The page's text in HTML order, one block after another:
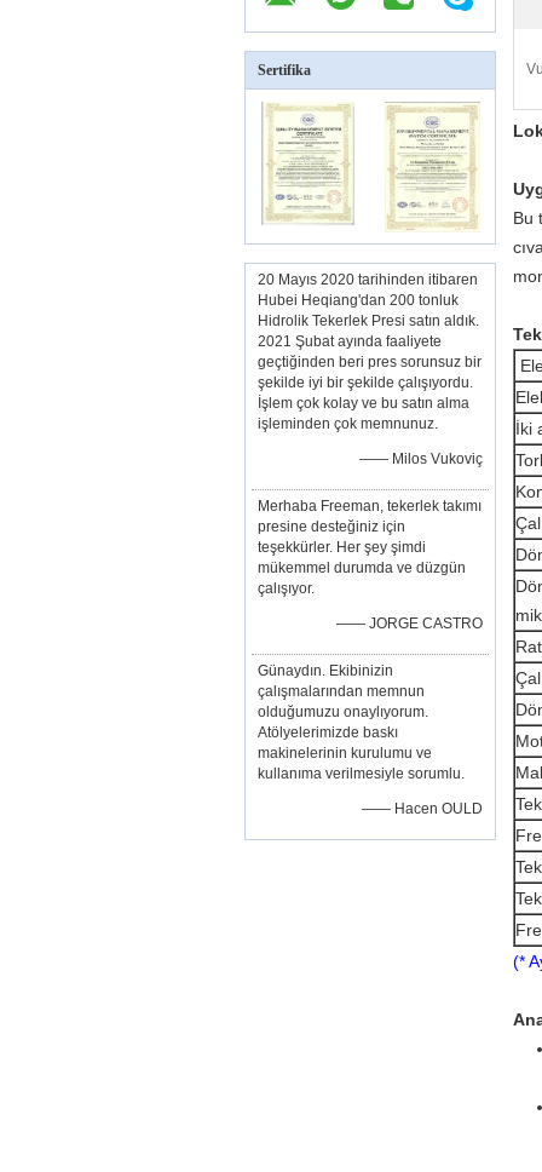
Sertifika
20 Mayıs 2020 tarihinden itibaren
Hubei Heqiang'dan 200 tonluk
Hidrolik Tekerlek Presi satın aldık.
2021 Şubat ayında faaliyete
geçtiğinden beri pres sorunsuz bir
şekilde iyi bir şekilde çalışıyordu.
İşlem çok kolay ve bu satın alma
işleminden çok memnunuz.
—— Milos Vukoviç
Merhaba Freeman, tekerlek takımı
presine desteğiniz için
teşekkürler. Her şey şimdi
mükemmel durumda ve düzgün
çalışıyor.
—— JORGE CASTRO
Günaydın. Ekibinizin
çalışmalarından memnun
olduğumuzu onaylıyorum.
Atölyelerimizde baskı
makinelerinin kurulumu ve
kullanıma verilmesiyle sorumlu.
—— Hacen OULD
Bu
İki
(*